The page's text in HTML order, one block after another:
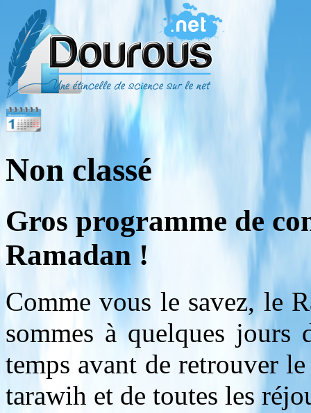
Non classé
Gros programme de
Ramadan !
Comme vous le savez, le
sommes à quelques jours
temps avant de retrouver
tarawih et de toutes les